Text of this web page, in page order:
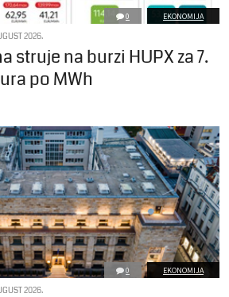
0 EKONOMIJA
2026.
struje na burzi HUPX za 7.
po MWh
0 EKONOMIJA
2026.